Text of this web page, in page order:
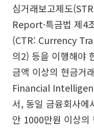
심거래보고제도
Report·특금법 제4
(CTR: Currency
의2) 등을 이행해야
금액 이상의 현금거
Financial
서, 동일 금융회사에
안 1000만원 이상의